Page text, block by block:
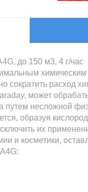
до 150 м3, 4 г/час
сократить расход
может
путем несложной
образуя
их
и косметики,